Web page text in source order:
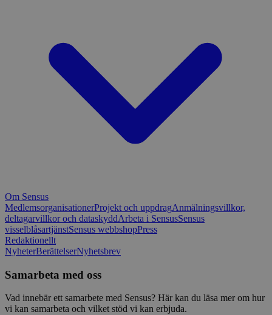
Om Sensus
MedlemsorganisationerProjekt och uppdragAnmälningsvillkor,
deltagarvillkor och dataskyddArbeta i SensusSensus
visselblåsartjänstSensus webbshopPress
Redaktionellt
NyheterBerättelserNyhetsbrev
Samarbeta med oss
Vad innebär ett samarbete med Sensus? Här kan du läsa mer om hur
vi kan samarbeta och vilket stöd vi kan erbjuda.